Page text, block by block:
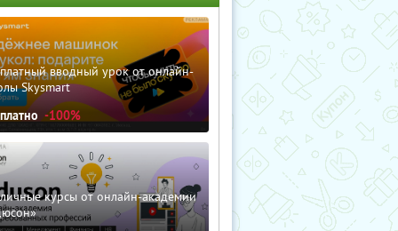
вводный урок от онлайн-
Skysmart
-100%
курсы от онлайн-академии